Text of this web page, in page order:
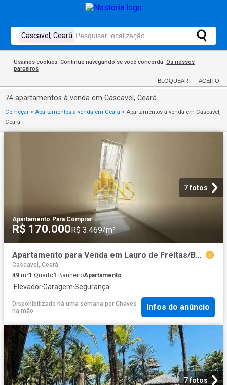
Usamos cookies. Continue navegando se você concorda. Os nossos
parceiros
BLOQUEAR ACEITO
74 apartamentos à venda em Cascavel, Ceará
Começar > Apartamentos à venda em Ceará > Apartamentos à venda em Cascavel,
Ceará
7 fotos
Apartamento· Para Comprar
R$ 170.000R$ 3.469/m²
Apartamento para Venda em Lauro de Freitas/BA Centro 1 Quartos
Cascavel, Ceará
49 m²1 Quarto1 BanheiroApartamento
·Elevador·Garagem·Segurança
Disponibilizado há uma semana por Chaves
na mão
Infos do anúncio
7 fotos